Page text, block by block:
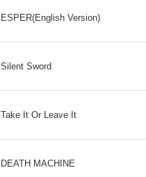
ESPER(English Version)
Silent Sword
Take It Or Leave It
DEATH MACHINE